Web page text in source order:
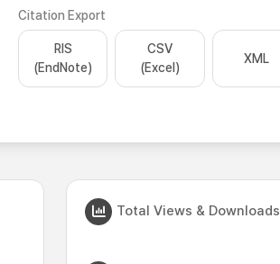
Citation Export
RIS
(EndNote)
CSV
(Excel)
XML
Total Views & Downloads